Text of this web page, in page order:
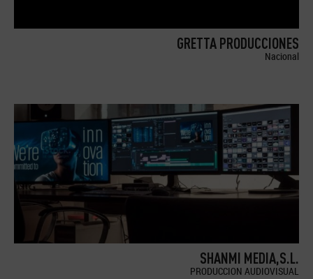
GRETTA PRODUCCIONES
Nacional
SHANMI MEDIA,S.L.
PRODUCCION AUDIOVISUAL